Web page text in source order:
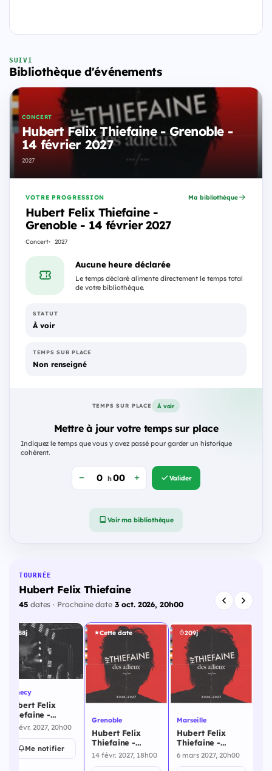
SUIVI
Bibliothèque d'événements
CONCERT
Hubert Felix Thiefaine - Grenoble -
14 février 2027
2027
VOTRE PROGRESSION
Hubert Felix Thiefaine -
Grenoble - 14 février 2027
Concert 2027
Ma bibliothèque
Aucune heure déclarée
Le temps déclaré alimente directement le temps total
de votre bibliothèque.
STATUT
À voir
TEMPS SUR PLACE
Non renseigné
TEMPS SUR PLACE À voir
Mettre à jour votre temps sur place
Indiquez le temps que vous y avez passé pour garder un historique
cohérent.
h Valider
Voir ma bibliothèque
TOURNÉE
Hubert Felix Thiefaine
45dates · Prochaine date3 oct. 2026, 20h00
188j
Annecy
Hubert Felix
Thiefaine -
Annecy - 13
février 2027
13 févr. 2027, 20h00
Me notifier
Cette date
Grenoble
Hubert Felix
Thiefaine -
Grenoble - 14
février 2027
14 févr. 2027, 18h00
209j
Marseille
Hubert Felix
Thiefaine -
Marseille - 6
mars 2027
6 mars 2027, 20h00